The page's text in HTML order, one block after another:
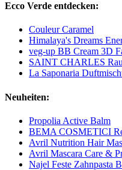
Ecco Verde entdecken:
Couleur Caramel
Himalaya's Dreams
veg-up BB Cream 3D
SAINT CHARLES
La Saponaria
Neuheiten:
Propolia Active Balm
BEMA COSMETICI
Avril Nutrition Hair
Avril Mascara Care &
Najel Feste Zahnpasta